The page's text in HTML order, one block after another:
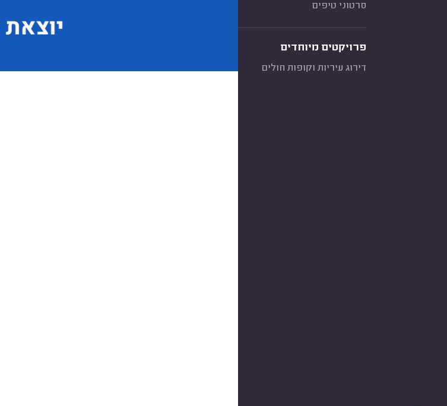
סרטוני טיפים
פרויקטים מיוחדים
דירוג עיריות וקופות חולים
יוצאת